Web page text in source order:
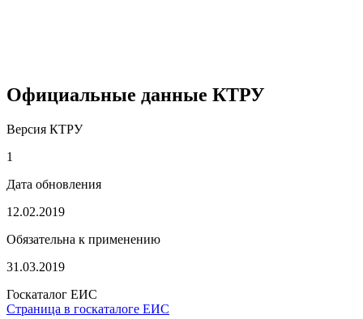
Официальные данные КТРУ
Версия КТРУ
1
Дата обновления
12.02.2019
Обязательна к применению
31.03.2019
Госкаталог ЕИС
Страница в госкаталоге ЕИС